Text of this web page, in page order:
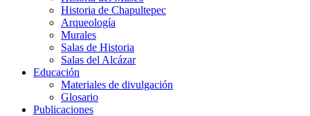
Historia de Chapultepec
Arqueología
Murales
Salas de Historia
Salas del Alcázar
Educación
Materiales de divulgación
Glosario
Publicaciones